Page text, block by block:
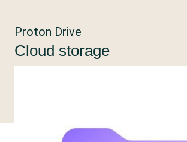
Proton Drive
Cloud storage